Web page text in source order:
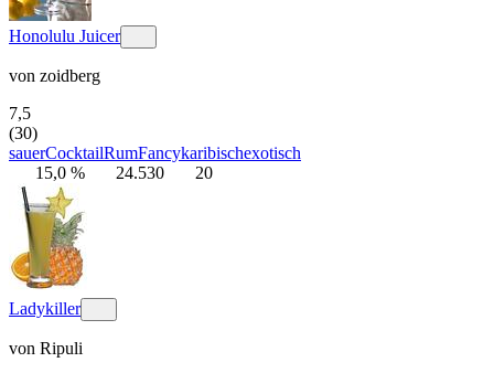
Honolulu Juicer
von zoidberg
7,5
(30)
sauerCocktailRumFancykaribischexotisch
15,0 %
24.530 20
Ladykiller
von Ripuli